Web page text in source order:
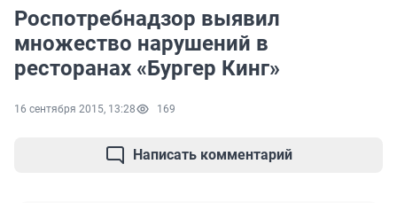
Роспотребнадзор выявил
множество нарушений в
ресторанах «Бургер Кинг»
16 сентября 2015, 13:28 169
Написать комментарий